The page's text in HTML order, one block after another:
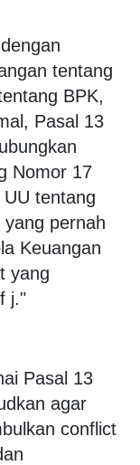
tentang
BPK,
Pasal 13
Nomor 17
tentang
pernah
Keuangan
yang
j."
Pasal 13
agar
conflict